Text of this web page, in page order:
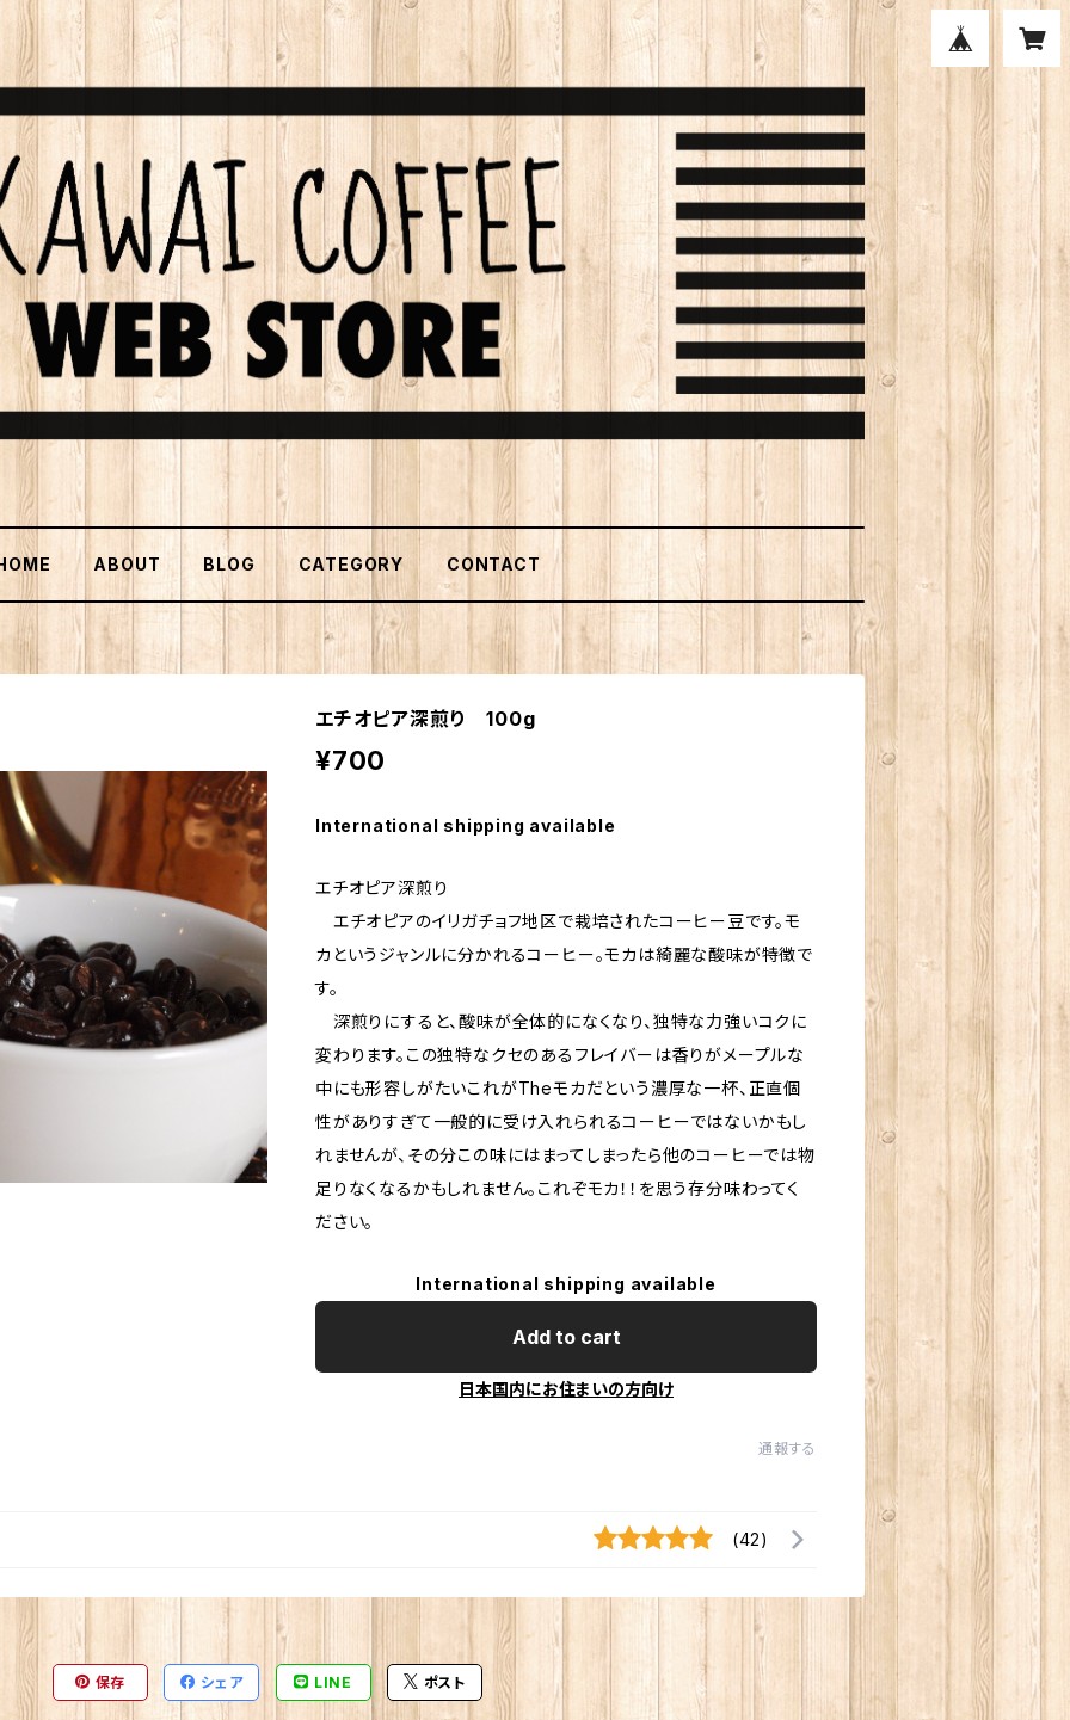
ABOUT BLOG CATEGORY CONTACT
エチオピア深煎り 100g
¥700
International shipping available
エチオピア深煎り
エチオピアのイリガチョフ地区で栽培されたコーヒー豆です。モ
カというジャンルに分かれるコーヒー。モカは綺麗な酸味が特徴で
す。
深煎りにすると、酸味が全体的になくなり、独特な力強いコクに
変わります。この独特なクセのあるフレイバーは香りがメープルな
中にも形容しがたいこれがTheモカだという濃厚な一杯、正直個
性がありすぎて一般的に受け入れられるコーヒーではないかもし
れませんが、その分この味にはまってしまったら他のコーヒーでは物
足りなくなるかもしれません。これぞモカ！！を思う存分味わってく
ださい。
International shipping available
Add to cart
日本国内にお住まいの方向け
通報する
(42)
保存 シェア LINE ポスト